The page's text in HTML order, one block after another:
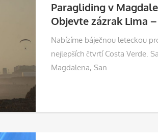
Paragliding v
Objevte zázrak Lima
Nabízíme báječnou leteckou
nejlepších čtvrtí Costa Verde.
Magdalena, San